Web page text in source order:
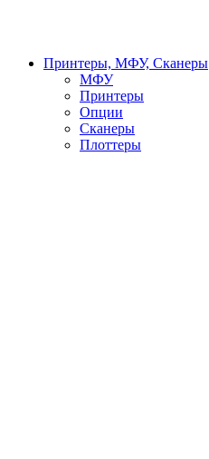
Принтеры, МФУ, Сканеры
МФУ
Принтеры
Опции
Сканеры
Плоттеры